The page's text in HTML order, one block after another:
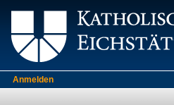
Anmelden